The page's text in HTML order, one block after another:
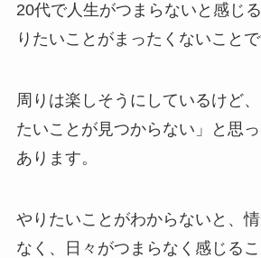
20代で人生がつまらないと感じ
りたいことがまったくないことで
周りは楽しそうにしているけど
たいことが見つからない」と思
あります。
やりたいことがわからないと、
なく、日々がつまらなく感じるこ